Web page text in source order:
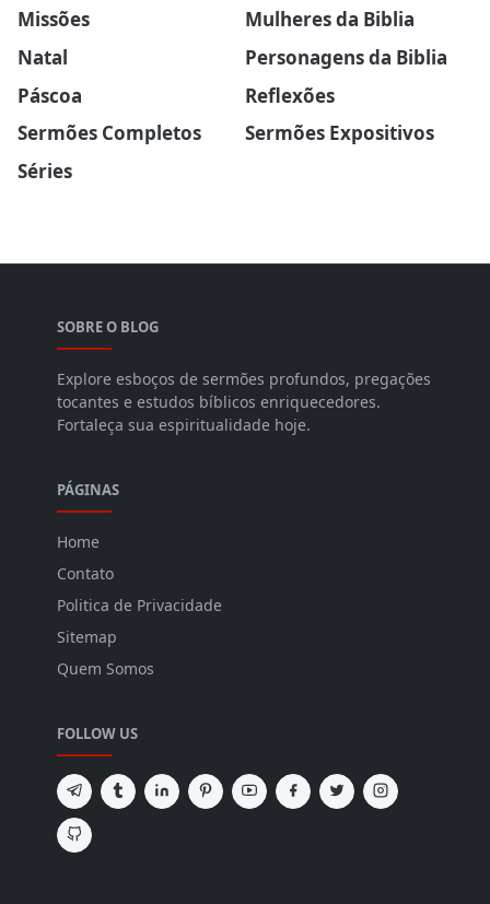
Missões
Mulheres da Biblia
Natal
Personagens da Biblia
Páscoa
Reflexões
Sermões Completos
Sermões Expositivos
Séries
SOBRE O BLOG
Explore esboços de sermões profundos, pregações
tocantes e estudos bíblicos enriquecedores.
Fortaleça sua espiritualidade hoje.
PÁGINAS
Home
Contato
Politica de Privacidade
Sitemap
Quem Somos
FOLLOW US